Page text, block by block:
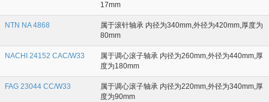
17mm
NTN NA 4868
属于滚针轴承 内径为340mm,外径为420mm,厚度为
80mm
NACHI 24152 CAC/W33
属于调心滚子轴承 内径为260mm,外径为440mm,厚
度为180mm
FAG 23044 CC/W33
属于调心滚子轴承 内径为220mm,外径为340mm,厚
度为90mm